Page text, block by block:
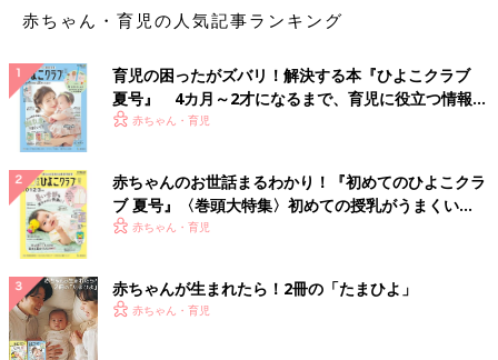
赤ちゃん・育児の人気記事ランキング
育児の困ったがズバリ！解決する本『ひよこクラブ
夏号』 4カ月～2才になるまで、育児に役立つ情報が
いっぱい！
赤ちゃん・育児
赤ちゃんのお世話まるわかり！『初めてのひよこクラ
ブ 夏号』〈巻頭大特集〉初めての授乳がうまくい
く！ おっぱい・ミルクの基本と夏のトラブル 解決テ
赤ちゃん・育児
赤ちゃんが生まれたら！2冊の「たまひよ」
赤ちゃん・育児